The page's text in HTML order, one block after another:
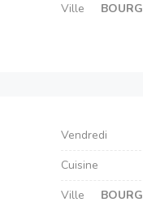
Ville
Vendredi
Cuisine
Ville